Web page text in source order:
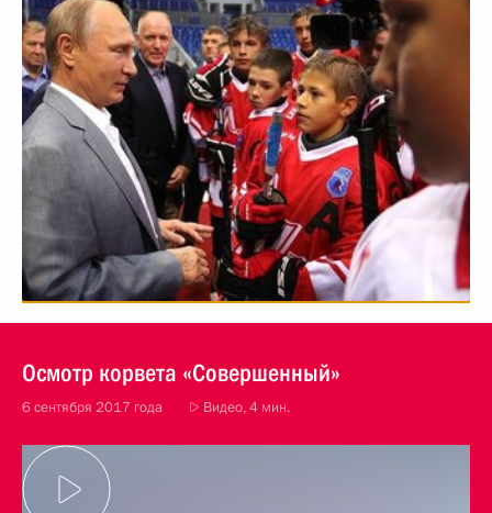
Осмотр корвета «Совершенный»
6 сентября 2017 года Видео, 4 мин.